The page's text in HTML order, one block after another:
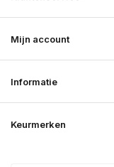
Mijn account
Informatie
Keurmerken